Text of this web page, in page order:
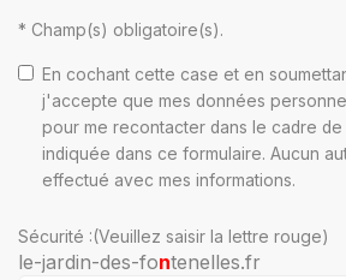
* Champ(s) obligatoire(s).
En cochant cette case et en
j'accepte que mes données
pour me recontacter dans le cadre de
indiquée dans ce formulaire. Aucun
effectué avec mes informations.
Sécurité :(Veuillez saisir la lettre rouge)
le-jardin-des-fontenelles.fr